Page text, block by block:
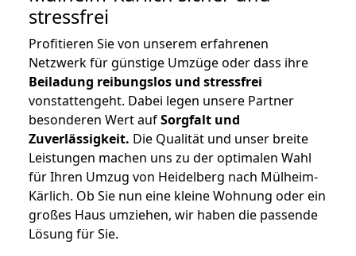
stressfrei
Profitieren Sie von unserem erfahrenen
Netzwerk für günstige Umzüge oder dass ihre
Beiladung reibungslos und stressfrei
vonstattengeht. Dabei legen unsere Partner
besonderen Wert aufSorgfalt und
Zuverlässigkeit. Die Qualität und unser breite
Leistungen machen uns zu der optimalen Wahl
für Ihren Umzug von Heidelberg nach Mülheim-
Kärlich. Ob Sie nun eine kleine Wohnung oder ein
großes Haus umziehen, wir haben die passende
Lösung für Sie.